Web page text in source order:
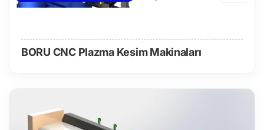
BORU CNC Plazma Kesim Makinaları